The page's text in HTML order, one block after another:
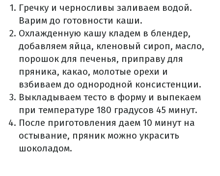
Гречку и черносливы заливаем водой.
Варим до готовности каши.
Охлажденную кашу кладем в блендер,
добавляем яйца, кленовый сироп, масло,
порошок для печенья, приправу для
пряника, какао, молотые орехи и
взбиваем до однородной консистенции.
Выкладываем тесто в форму и выпекаем
при температуре 180 градусов 45 минут.
После приготовления даем 10 минут на
остывание, пряник можно украсить
шоколадом.